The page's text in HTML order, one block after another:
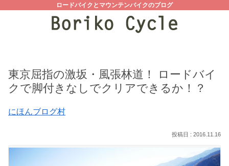
ロードバイクとマウンテンバイクのブログ
東京屈指の激坂・風張林道！ ロードバイ
クで脚付きなしでクリアできるか！？
にほんブログ村
2016.11.16